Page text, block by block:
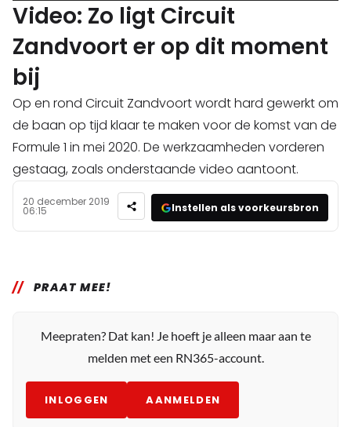
Video: Zo ligt Circuit
Zandvoort er op dit moment
bij
Op en rond Circuit Zandvoort wordt hard gewerkt om
de baan op tijd klaar te maken voor de komst van de
Formule 1 in mei 2020. De werkzaamheden vorderen
gestaag, zoals onderstaande video aantoont.
20 december 2019
06:15 Instellen als voorkeursbron
PRAAT MEE!
Meepraten? Dat kan! Je hoeft je alleen maar aan te
melden met een RN365-account.
INLOGGEN AANMELDEN